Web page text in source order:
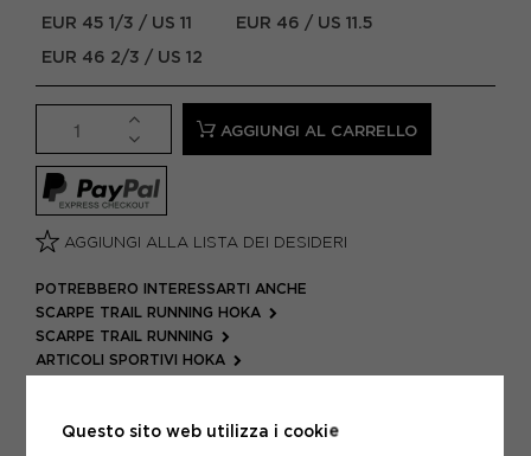
EUR 45 1/3 / US 11
EUR 46 / US 11.5
EUR 46 2/3 / US 12
AGGIUNGI AL CARRELLO
AGGIUNGI ALLA LISTA DEI DESIDERI
POTREBBERO INTERESSARTI ANCHE
SCARPE TRAIL RUNNING HOKA
SCARPE TRAIL RUNNING
ARTICOLI SPORTIVI HOKA
Questo sito web utilizza i cookie